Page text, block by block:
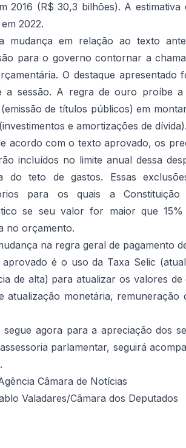
2016 (R$ 30,3 bilhões). A
2022.
mudança em relação ao texto
para o governo contornar a
O destaque apresentado
a sessão. A regra de ouro proíbe a
de títulos públicos) em
e amortizações de dívida).
acordo com o texto aprovado, os
incluídos no limite anual dessa
do teto de gastos. Essas
para os quais a Constituição
se seu valor for maior que
no orçamento.
na regra geral de pagamento
aprovado é o uso da Taxa Selic
de alta) para atualizar os valores
atualização monetária, remuneração
segue agora para a apreciação dos
parlamentar, seguirá
Câmara de Notícias
Valadares/Câmara dos Deputados